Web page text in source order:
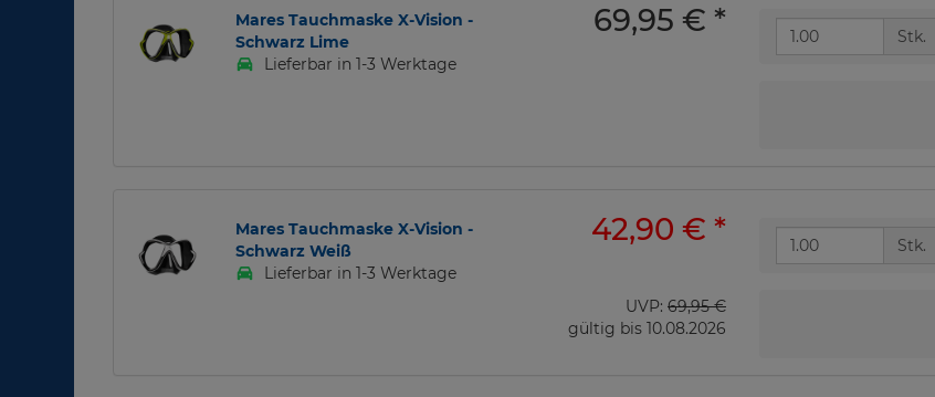
Mares Tauchmaske X-Vision -
Schwarz Lime
Lieferbar in 1-3 Werktage
69,95 € * Stk.
Mares Tauchmaske X-Vision -
Schwarz Weiß
Lieferbar in 1-3 Werktage
42,90 € *
UVP: 69,95 €
gültig bis 10.08.2026
Stk.